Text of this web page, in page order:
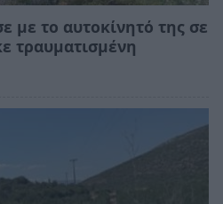
με το αυτοκίνητό της σε
τραυματισμένη